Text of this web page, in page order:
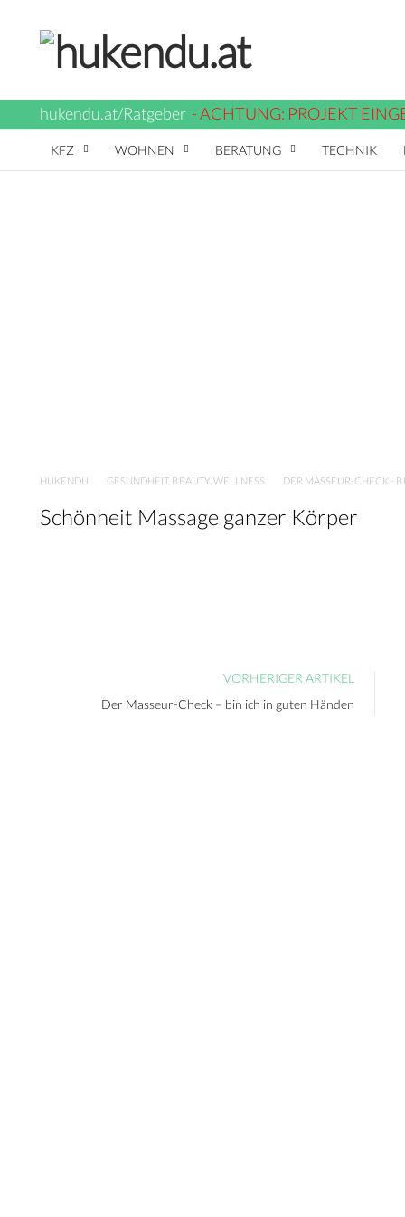
hukendu.at/Ratgeber - ACHTUNG: PROJEKT
KFZ WOHNEN BERATUNG TECHNIK
HUKENDU GESUNDHEIT, BEAUTY, WELLNESS DER MASSEUR-CHECK -
Schönheit Massage ganzer Körper
VORHERIGER ARTIKEL
Der Masseur-Check – bin ich in guten Händen